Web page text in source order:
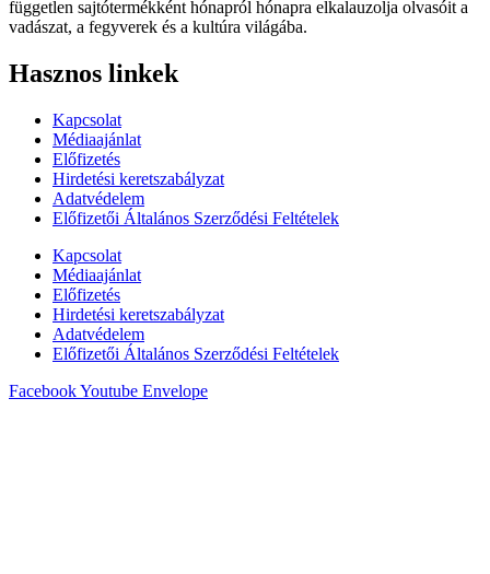
független sajtótermékként hónapról hónapra elkalauzolja olvasóit a
vadászat, a fegyverek és a kultúra világába.
Hasznos linkek
Kapcsolat
Médiaajánlat
Előfizetés
Hirdetési keretszabályzat
Adatvédelem
Előfizetői Általános Szerződési Feltételek
Kapcsolat
Médiaajánlat
Előfizetés
Hirdetési keretszabályzat
Adatvédelem
Előfizetői Általános Szerződési Feltételek
FacebookYoutube Envelope